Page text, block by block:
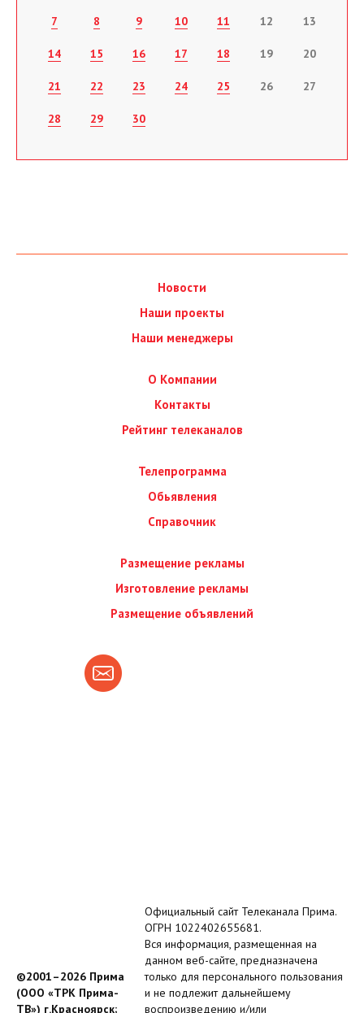
7 8 9 10 11 12 13
14 15 16 17 18 19 20
21 22 23 24 25 26 27
28 29 30
Новости
Наши проекты
Наши менеджеры
О Компании
Контакты
Рейтинг телеканалов
Телепрограмма
Обьявления
Справочник
Размещение рекламы
Изготовление рекламы
Размещение объявлений
©2001–2026 Прима
(ООО «ТРК Прима-
ТВ») г.Красноярск;
Официальный сайт Телеканала Прима.
ОГРН 1022402655681.
Вся информация, размещенная на
данном веб-сайте, предназначена
только для персонального пользования
и не подлежит дальнейшему
воспроизведению и/или